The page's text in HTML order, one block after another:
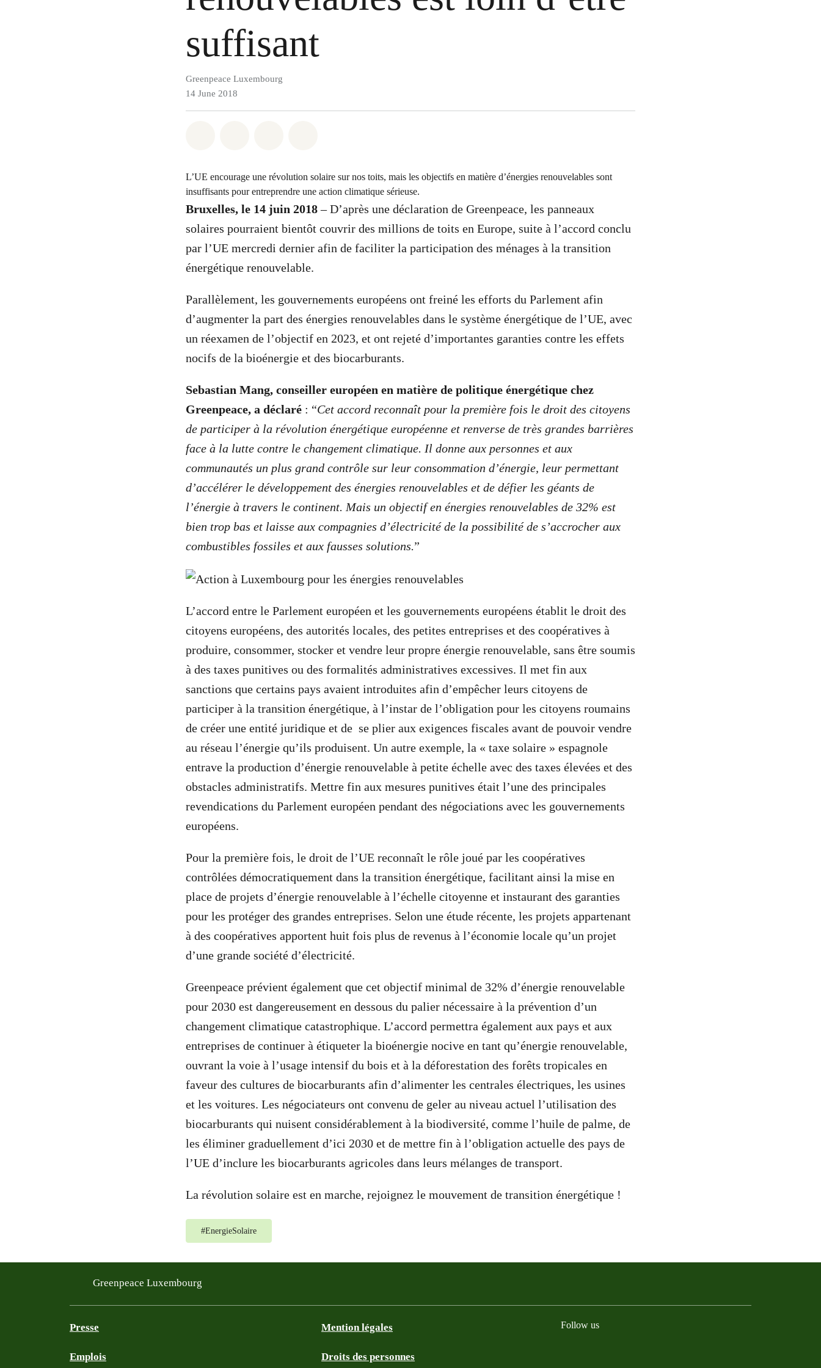
suffisant
Greenpeace Luxembourg
14 June 2018
L’UE encourage une révolution solaire sur nos toits, mais les objectifs en matière d’énergies renouvelables sont
insuffisants pour entreprendre une action climatique sérieuse.
Bruxelles, le 14 juin 2018– D’après une déclaration de Greenpeace, les panneaux
solaires pourraient bientôt couvrir des millions de toits en Europe, suite à l’accord conclu
par l’UE mercredi dernier afin de faciliter la participation des ménages à la transition
énergétique renouvelable.
Parallèlement, les gouvernements européens ont freiné les efforts du Parlement afin
d’augmenter la part des énergies renouvelables dans le système énergétique de l’UE, avec
un réexamen de l’objectif en 2023, et ont rejeté d’importantes garanties contre les effets
nocifs de la bioénergie et des biocarburants.
Sebastian Mang, conseiller européen en matière de politique énergétique chez
Greenpeace, a déclaré : “Cet accord reconnaît pour la première fois le droit des citoyens
de participer à la révolution énergétique européenne et renverse de très grandes barrières
face à la lutte contre le changement climatique. Il donne aux personnes et aux
communautés un plus grand contrôle sur leur consommation d’énergie, leur permettant
d’accélérer le développement des énergies renouvelables et de défier les géants de
l’énergie à travers le continent. Mais un objectif en énergies renouvelables de 32% est
bien trop bas et laisse aux compagnies d’électricité de la possibilité de s’accrocher aux
combustibles fossiles et aux fausses solutions.”
L’accord entre le Parlement européen et les gouvernements européens établit le droit des
citoyens européens, des autorités locales, des petites entreprises et des coopératives à
produire, consommer, stocker et vendre leur propre énergie renouvelable, sans être soumis
à des taxes punitives ou des formalités administratives excessives. Il met fin aux
sanctions que certains pays avaient introduites afin d’empêcher leurs citoyens de
participer à la transition énergétique, à l’instar de l’obligation pour les citoyens roumains
de créer une entité juridique et de se plier aux exigences fiscales avant de pouvoir vendre
au réseau l’énergie qu’ils produisent. Un autre exemple, la « taxe solaire » espagnole
entrave la production d’énergie renouvelable à petite échelle avec des taxes élevées et des
obstacles administratifs. Mettre fin aux mesures punitives était l’une des principales
revendications du Parlement européen pendant des négociations avec les gouvernements
européens.
Pour la première fois, le droit de l’UE reconnaît le rôle joué par les coopératives
contrôlées démocratiquement dans la transition énergétique, facilitant ainsi la mise en
place de projets d’énergie renouvelable à l’échelle citoyenne et instaurant des garanties
pour les protéger des grandes entreprises. Selon une étude récente, les projets appartenant
à des coopératives apportent huit fois plus de revenus à l’économie locale qu’un projet
d’une grande société d’électricité.
Greenpeace prévient également que cet objectif minimal de 32% d’énergie renouvelable
pour 2030 est dangereusement en dessous du palier nécessaire à la prévention d’un
changement climatique catastrophique. L’accord permettra également aux pays et aux
entreprises de continuer à étiqueter la bioénergie nocive en tant qu’énergie renouvelable,
ouvrant la voie à l’usage intensif du bois et à la déforestation des forêts tropicales en
faveur des cultures de biocarburants afin d’alimenter les centrales électriques, les usines
et les voitures. Les négociateurs ont convenu de geler au niveau actuel l’utilisation des
biocarburants qui nuisent considérablement à la biodiversité, comme l’huile de palme, de
les éliminer graduellement d’ici 2030 et de mettre fin à l’obligation actuelle des pays de
l’UE d’inclure les biocarburants agricoles dans leurs mélanges de transport.
La révolution solaire est en marche, rejoignez le mouvement de transition énergétique !
#EnergieSolaire
Greenpeace Luxembourg
Follow us
Presse
Emplois
Mention légales
Droits des personnes